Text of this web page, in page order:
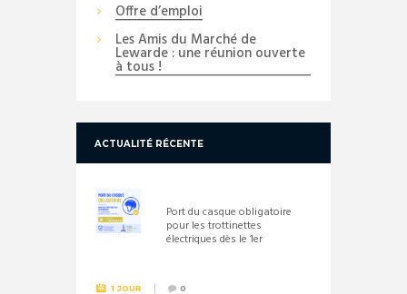
Offre d’emploi
Les Amis du Marché de
Lewarde : une réunion ouverte
à tous !
ACTUALITÉ RÉCENTE
Port du casque obligatoire
pour les trottinettes
électriques dès le 1er
1 JOUR 0